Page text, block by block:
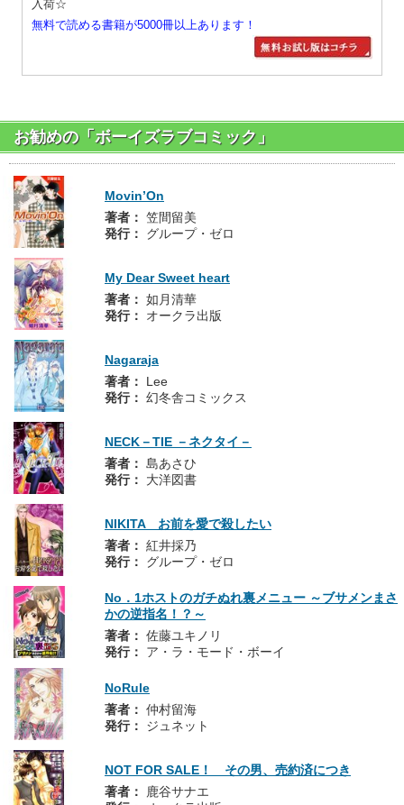
入荷☆
無料で読める書籍が5000冊以上あります！
お勧めの「ボーイズラブコミック」
Movin’On
著者： 笠間留美
発行：
グループ・ゼロ
My Dear Sweet heart
著者： 如月清華
発行：
オークラ出版
Nagaraja
著者：
Lee
発行： 幻冬舎コミックス
NECK－TIE －ネクタイ－
著者： 島あさひ
発行：
大洋図書
NIKITA お前を愛で殺したい
著者： 紅井採乃
発行：
グループ・ゼロ
No．1ホストのガチぬれ裏メニュー ～ブサメンまさ
かの逆指名！？～
著者： 佐藤ユキノリ
発行：
ア・ラ・モード・ボーイ
NoRule
著者： 仲村留海
発行：
ジュネット
NOT FOR SALE！ その男、売約済につき
著者：
鹿谷サナエ